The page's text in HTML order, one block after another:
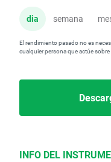
dia semana
El rendimiento pasado no es
cualquier persona que actúe
INFO DEL